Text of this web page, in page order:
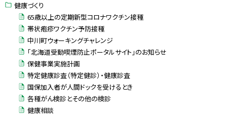
健康づくり
65歳以上の定期新型コロナワクチン接種
帯状疱疹ワクチン予防接種
中川町ウォーキングチャレンジ
「北海道受動喫煙防止ポータルサイト」のお知らせ
保健事業実施計画
特定健康診査（特定健診）・健康診査
国保加入者が人間ドックを受けるとき
各種がん検診とその他の検診
健康相談